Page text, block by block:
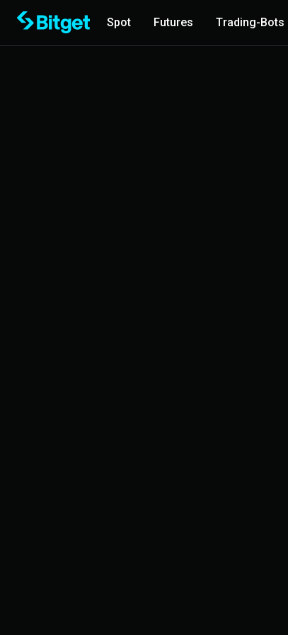
Spot Futures Trading-Bots